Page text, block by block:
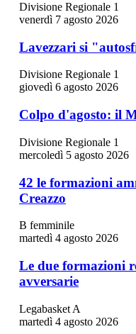
Divisione Regionale 1
venerdì 7 agosto 2026
Lavezzari si
Divisione Regionale 1
giovedì 6 agosto 2026
Colpo d'agosto: il
Divisione Regionale 1
mercoledì 5 agosto 2026
42 le formazioni
Creazzo
B femminile
martedì 4 agosto 2026
Le due formazioni
avversarie
Legabasket A
martedì 4 agosto 2026